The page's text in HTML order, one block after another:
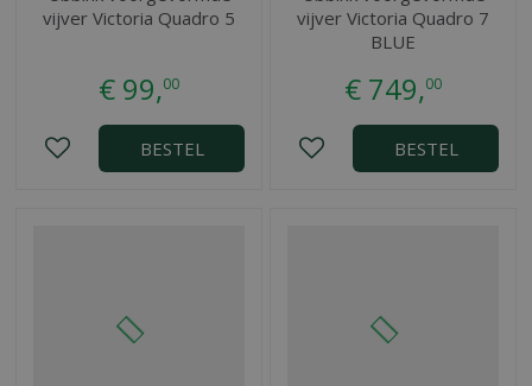
vijver Victoria Quadro 5
€ 99,00
BESTEL
vijver Victoria Quadro 7
BLUE
€ 749,00
BESTEL